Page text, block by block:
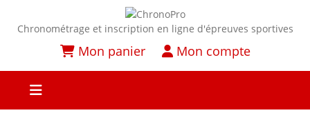
Chronométrage et inscription en ligne d'épreuves sportives
Mon panier Mon compte